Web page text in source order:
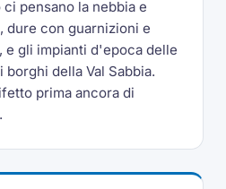
pensano la nebbia e
dure con guarnizioni e
gli impianti d'epoca delle
borghi della Val Sabbia.
prima ancora di